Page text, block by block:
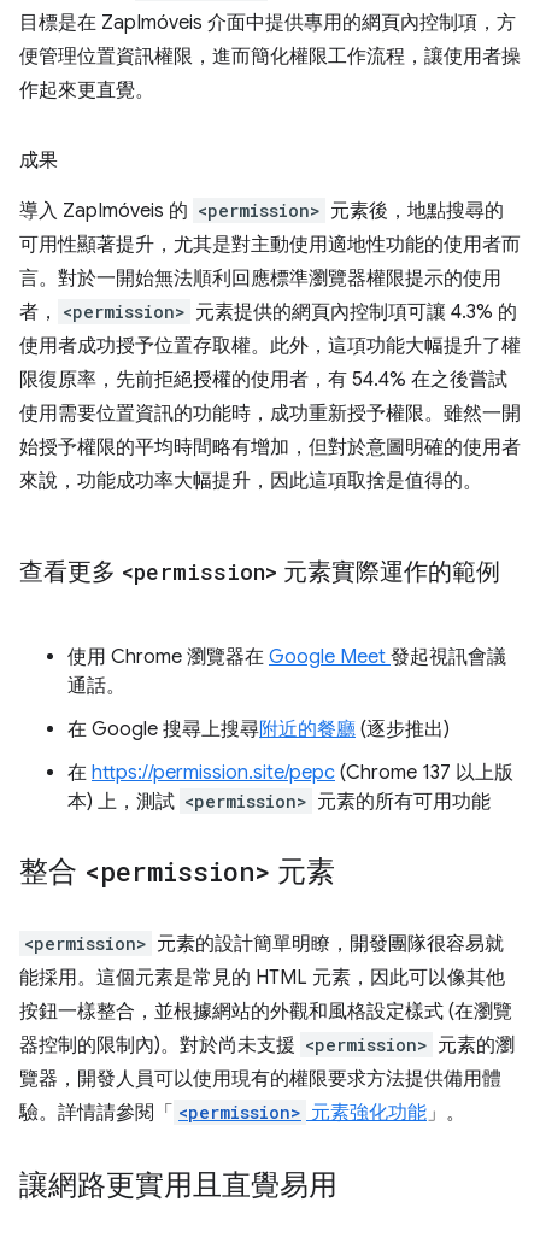
目標是在 ZapImóveis 介面中提供專用的網頁內控制項，方
便管理位置資訊權限，進而簡化權限工作流程，讓使用者操
作起來更直覺。
成果
導入 ZapImóveis 的 <permission> 元素後，地點搜尋的
可用性顯著提升，尤其是對主動使用適地性功能的使用者而
言。對於一開始無法順利回應標準瀏覽器權限提示的使用
者，
<permission> 元素提供的網頁內控制項可讓 4.3% 的
使用者成功授予位置存取權。此外，這項功能大幅提升了權
限復原率，先前拒絕授權的使用者，有 54.4% 在之後嘗試
使用需要位置資訊的功能時，成功重新授予權限。雖然一開
始授予權限的平均時間略有增加，但對於意圖明確的使用者
來說，功能成功率大幅提升，因此這項取捨是值得的。
查看更多 <permission> 元素實際運作的範例
使用 Chrome 瀏覽器在 Google Meet 發起視訊會議
通話。
在 Google 搜尋上搜尋附近的餐廳 (逐步推出)
在 https://permission.site/pepc (Chrome 137 以上版
本) 上，測試 <permission> 元素的所有可用功能
整合 <permission> 元素
<permission> 元素的設計簡單明瞭，開發團隊很容易就
能採用。這個元素是常見的 HTML 元素，因此可以像其他
按鈕一樣整合，並根據網站的外觀和風格設定樣式 (在瀏覽
器控制的限制內)。對於尚未支援 <permission> 元素的瀏
覽器，開發人員可以使用現有的權限要求方法提供備用體
驗。詳情請參閱「 <permission> 元素強化功能 」。
讓網路更實用且直覺易用